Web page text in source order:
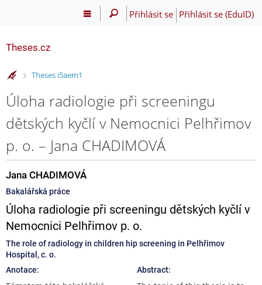
Přihlásit se Přihlásit se (EduID)
Theses.cz
>
Theses i5aem1
Úloha radiologie při screeningu
dětských kyčlí v Nemocnici Pelhřimov
p. o. – Jana CHADIMOVÁ
Jana CHADIMOVÁ
Bakalářská práce
Úloha radiologie při screeningu dětských kyčlí v
Nemocnici Pelhřimov p. o.
The role of radiology in children hip screening in Pelhřimov
Hospital, c. o.
Anotace:
Abstract: